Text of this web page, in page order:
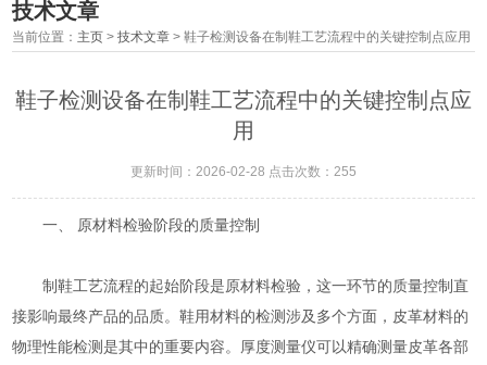
技术文章
当前位置： 主页 >技术文章 > 鞋子检测设备在制鞋工艺流程中的关键控制点应用
鞋子检测设备在制鞋工艺流程中的关键控制点应
用
更新时间：2026-02-28 点击次数：255
一、 原材料检验阶段的质量控制
制鞋工艺流程的起始阶段是原材料检验，这一环节的质量控制直
接影响最终产品的品质。鞋用材料的检测涉及多个方面，皮革材料的
物理性能检测是其中的重要内容。厚度测量仪可以精确测量皮革各部